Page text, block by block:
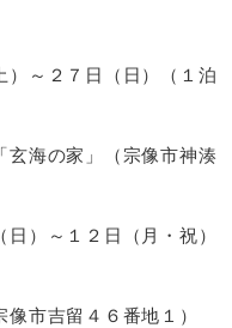
）～２７日（日）（１泊
の家」（宗像市神湊
）～１２日（月・祝）
吉留４６番地１）